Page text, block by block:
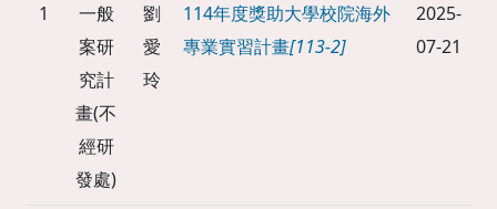
1
一般
案研
究計
畫(不
經研
發處)
劉
愛
玲
114年度獎助大學校院海外
專業實習計畫[113-2]
2025-
07-21